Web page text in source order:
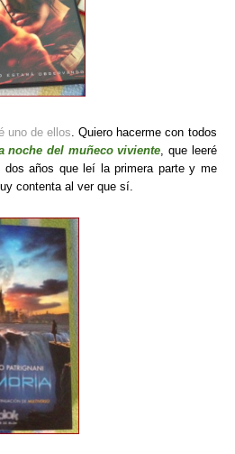
uno de ellos . Quiero hacerme con todos
noche del muñeco viviente , que leeré
dos años que leí la primera parte y me
contenta al ver que sí.